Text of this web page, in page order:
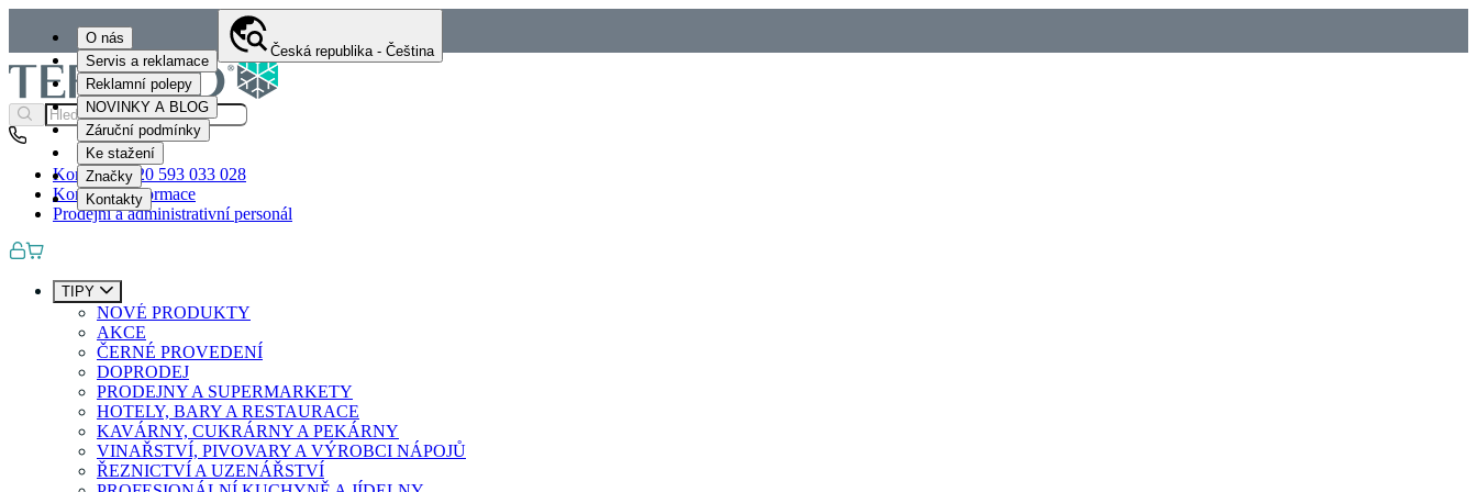
O nás
Servis a reklamace
Reklamní polepy
NOVINKY A BLOG
Záruční podmínky
Ke stažení
Značky
Kontakty
Česká republika - Čeština
Kontakty+420 593 033 028
Kontaktní informace
Prodejní a administrativní personál
TIPY
NOVÉ PRODUKTY
AKCE
ČERNÉ PROVEDENÍ
DOPRODEJ
PRODEJNY A SUPERMARKETY
HOTELY, BARY A RESTAURACE
KAVÁRNY, CUKRÁRNY A PEKÁRNY
VINAŘSTVÍ, PIVOVARY A VÝROBCI NÁPOJŮ
ŘEZNICTVÍ A UZENÁŘSTVÍ